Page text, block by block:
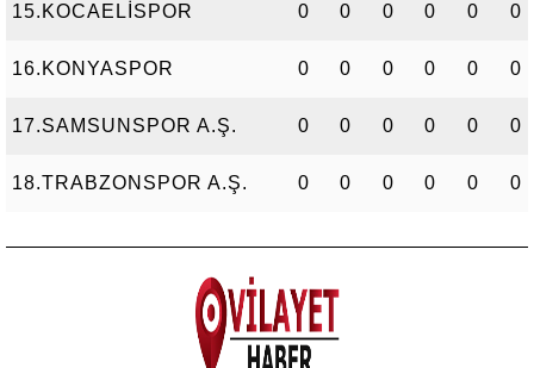
15.KOCAELİSPOR 0 0 0 0 0 0
16.KONYASPOR 0 0 0 0 0 0
17.SAMSUNSPOR A.Ş. 0 0 0 0 0 0
18.TRABZONSPOR A.Ş. 0 0 0 0 0 0